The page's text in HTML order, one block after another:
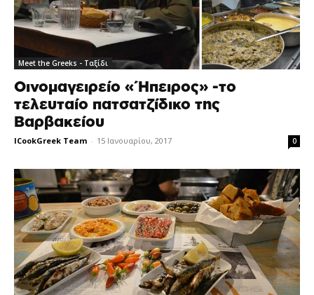
Meet the Greeks - Ταξίδι
Οινομαγειρείο «Ήπειρος» -το
τελευταίο πατσατζίδικο της
Βαρβακείου
ICookGreek Team - 15 Ιανουαρίου, 2017 0